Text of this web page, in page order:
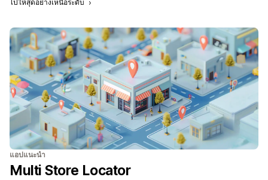
ไปให้สุดอย่างเหนือระดับ
แอปแนะนำ
Multi Store Locator